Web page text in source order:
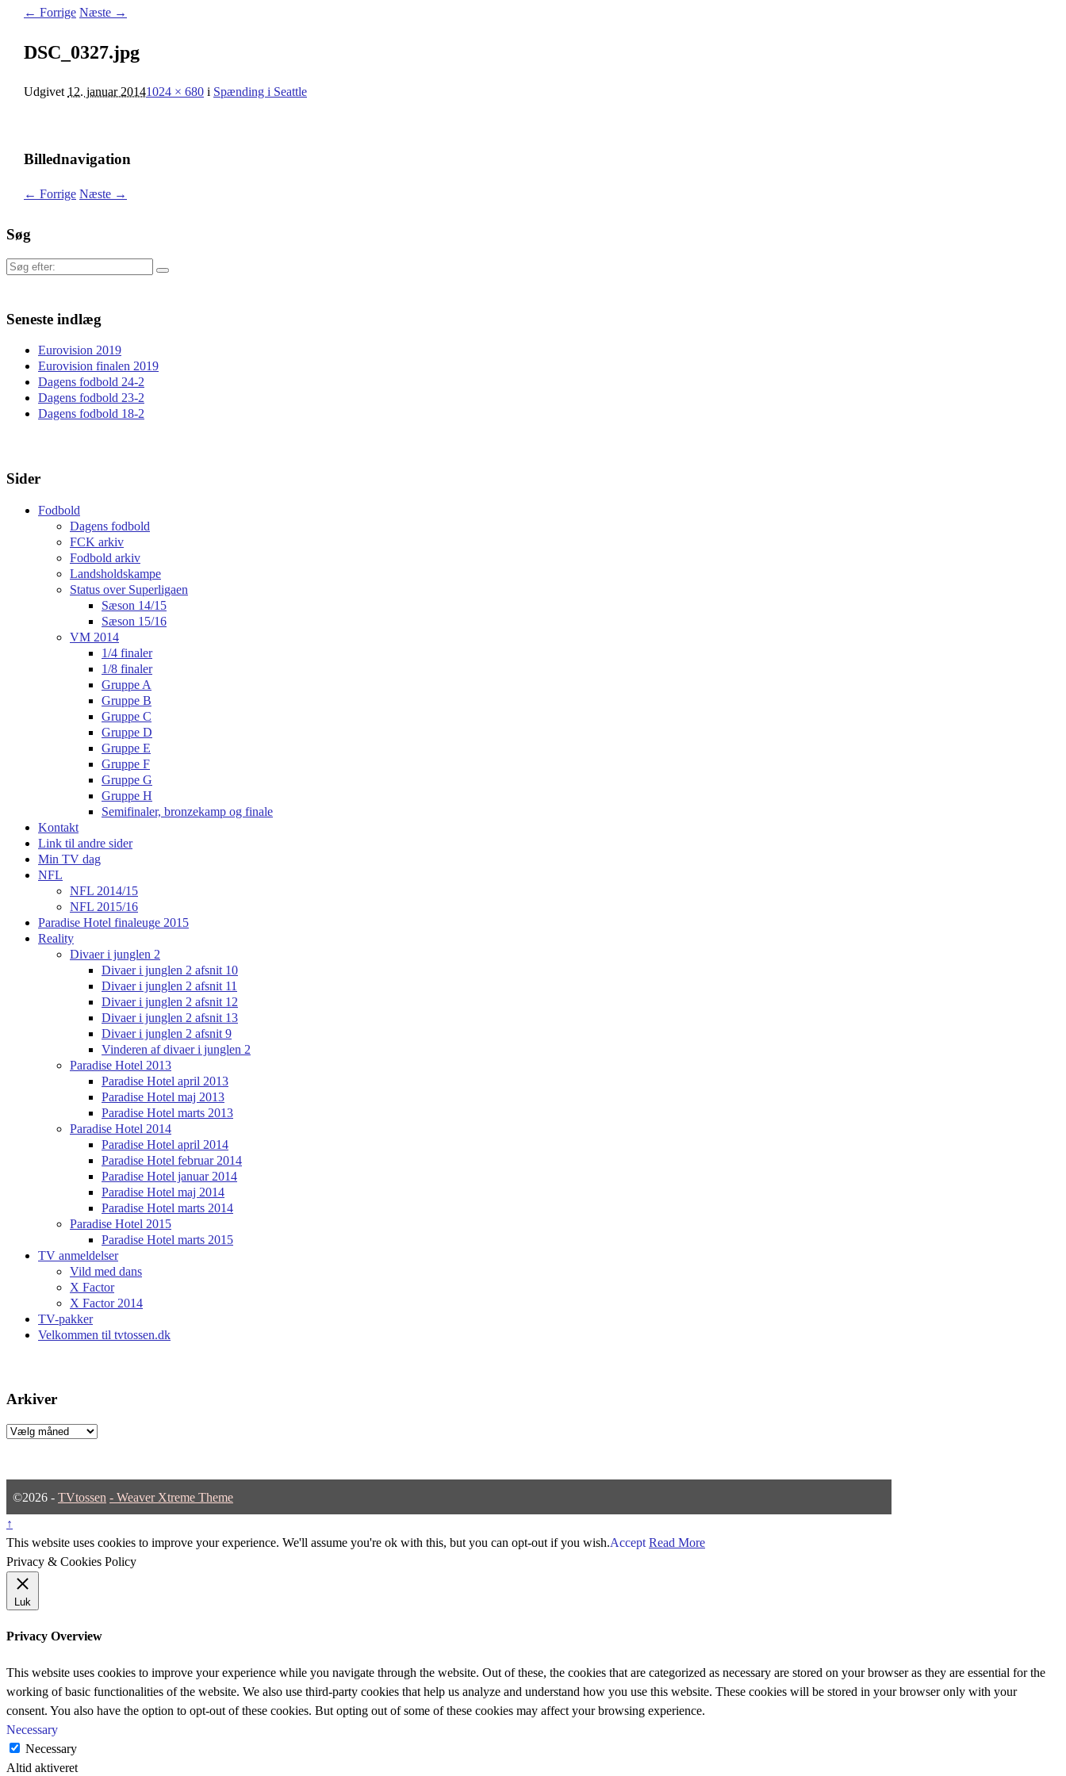
← Forrige Næste →
DSC_0327.jpg
Udgivet 12. januar 20141024 × 680 i Spænding i Seattle
Billednavigation
← Forrige Næste →
Søg
Søg
Seneste indlæg
Eurovision 2019
Eurovision finalen 2019
Dagens fodbold 24-2
Dagens fodbold 23-2
Dagens fodbold 18-2
Sider
Fodbold
Dagens fodbold
FCK arkiv
Fodbold arkiv
Landsholdskampe
Status over Superligaen
Sæson 14/15
Sæson 15/16
VM 2014
1/4 finaler
1/8 finaler
Gruppe A
Gruppe B
Gruppe C
Gruppe D
Gruppe E
Gruppe F
Gruppe G
Gruppe H
Semifinaler, bronzekamp og finale
Kontakt
Link til andre sider
Min TV dag
NFL
NFL 2014/15
NFL 2015/16
Paradise Hotel finaleuge 2015
Reality
Divaer i junglen 2
Divaer i junglen 2 afsnit 10
Divaer i junglen 2 afsnit 11
Divaer i junglen 2 afsnit 12
Divaer i junglen 2 afsnit 13
Divaer i junglen 2 afsnit 9
Vinderen af divaer i junglen 2
Paradise Hotel 2013
Paradise Hotel april 2013
Paradise Hotel maj 2013
Paradise Hotel marts 2013
Paradise Hotel 2014
Paradise Hotel april 2014
Paradise Hotel februar 2014
Paradise Hotel januar 2014
Paradise Hotel maj 2014
Paradise Hotel marts 2014
Paradise Hotel 2015
Paradise Hotel marts 2015
TV anmeldelser
Vild med dans
X Factor
X Factor 2014
TV-pakker
Velkommen til tvtossen.dk
Arkiver
Arkiver
©2026 - TVtossen - Weaver Xtreme Theme
↑
This website uses cookies to improve your experience. We'll assume you're ok with this, but you can opt-out if you wish.Accept Read More
Privacy & Cookies Policy
Luk
Privacy Overview
This website uses cookies to improve your experience while you navigate through the website. Out of these, the cookies that are categorized as necessary are stored on your browser as they are essential for the
working of basic functionalities of the website. We also use third-party cookies that help us analyze and understand how you use this website. These cookies will be stored in your browser only with your
consent. You also have the option to opt-out of these cookies. But opting out of some of these cookies may affect your browsing experience.
Necessary
Necessary
Altid aktiveret